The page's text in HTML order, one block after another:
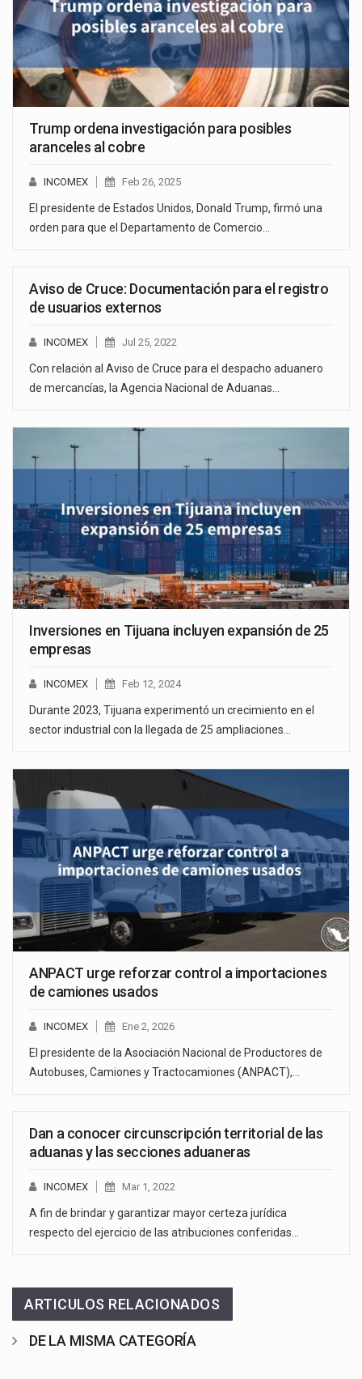
Trump ordena investigación para posibles
aranceles al cobre
INCOMEX Feb 26, 2025
El presidente de Estados Unidos, Donald Trump, firmó una
orden para que el Departamento de Comercio…
Aviso de Cruce: Documentación para el registro
de usuarios externos
INCOMEX Jul 25, 2022
Con relación al Aviso de Cruce para el despacho aduanero
de mercancías, la Agencia Nacional de Aduanas…
Inversiones en Tijuana incluyen expansión de 25
empresas
INCOMEX Feb 12, 2024
Durante 2023, Tijuana experimentó un crecimiento en el
sector industrial con la llegada de 25 ampliaciones…
ANPACT urge reforzar control a importaciones
de camiones usados
INCOMEX Ene 2, 2026
El presidente de la Asociación Nacional de Productores de
Autobuses, Camiones y Tractocamiones (ANPACT),…
Dan a conocer circunscripción territorial de las
aduanas y las secciones aduaneras
INCOMEX Mar 1, 2022
A fin de brindar y garantizar mayor certeza jurídica
respecto del ejercicio de las atribuciones conferidas…
ARTICULOS RELACIONADOS
DE LA MISMA CATEGORÍA